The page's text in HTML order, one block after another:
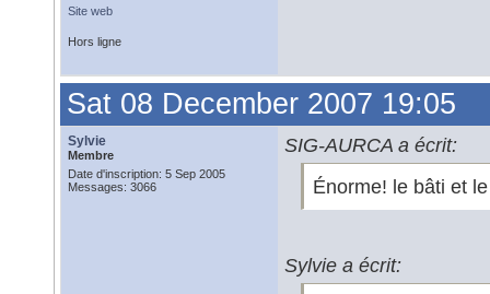
Site web
Hors ligne
Sat 08 December 2007 19:05
Sylvie
Membre
Date d'inscription: 5 Sep 2005
Messages: 3066
SIG-AURCA a écrit:
Énorme! le bâti et
Sylvie a écrit: